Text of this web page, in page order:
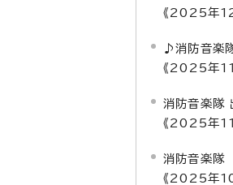
《2025年
♪消防音楽
《2025年11
消防音楽隊
《2025年11
消防音楽隊
《2025年10